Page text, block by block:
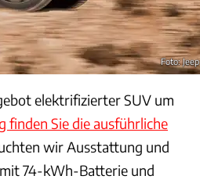
Foto: Jeep
elektrifizierter SUV um
finden Sie die ausführliche
wir Ausstattung und
74-kWh-Batterie und